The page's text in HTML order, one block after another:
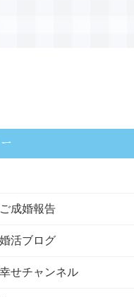
成婚報告
活ブログ
せチャンネル